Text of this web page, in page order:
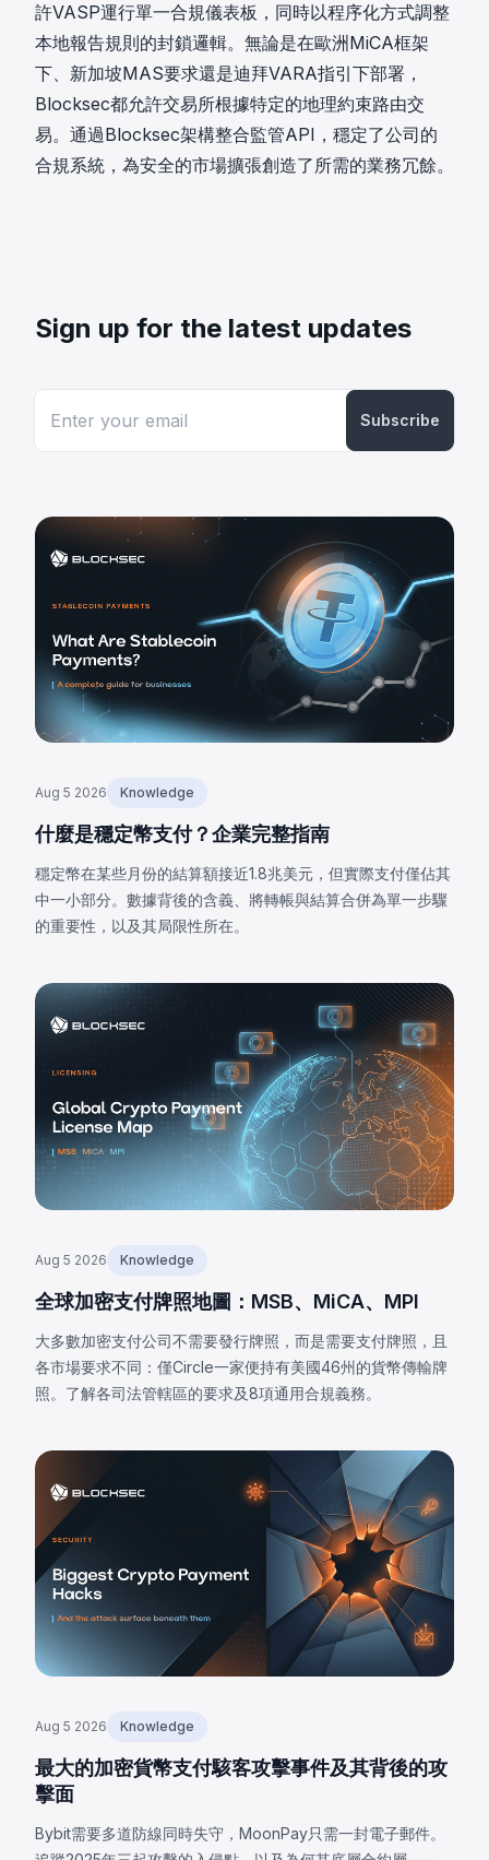
許VASP運行單一合規儀表板，同時以程序化方式調整
本地報告規則的封鎖邏輯。無論是在歐洲MiCA框架
下、新加坡MAS要求還是迪拜VARA指引下部署，
Blocksec都允許交易所根據特定的地理約束路由交
易。通過Blocksec架構整合監管API，穩定了公司的
合規系統，為安全的市場擴張創造了所需的業務冗餘。
Sign up for the latest updates
Subscribe
Aug 5 2026 Knowledge
什麼是穩定幣支付？企業完整指南
穩定幣在某些月份的結算額接近1.8兆美元，但實際支付僅佔其
中一小部分。數據背後的含義、將轉帳與結算合併為單一步驟
的重要性，以及其局限性所在。
Aug 5 2026 Knowledge
全球加密支付牌照地圖：MSB、MiCA、MPI
大多數加密支付公司不需要發行牌照，而是需要支付牌照，且
各市場要求不同：僅Circle一家便持有美國46州的貨幣傳輸牌
照。了解各司法管轄區的要求及8項通用合規義務。
Aug 5 2026 Knowledge
最大的加密貨幣支付駭客攻擊事件及其背後的攻
擊面
Bybit需要多道防線同時失守，MoonPay只需一封電子郵件。